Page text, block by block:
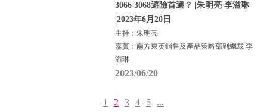
3066 3068避險首選？ |朱明亮 李溢琳
|2023年6月20日
主持：朱明亮
嘉賓：南方東英銷售及產品策略部副總裁 李
溢琳
2023/06/20
1 2 3 4 5 ...